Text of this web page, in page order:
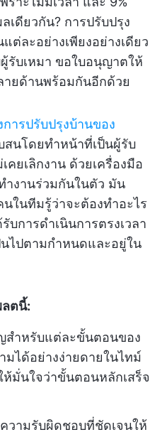
เดียวกัน? การปรับปรุง
ต่ละอย่างเพียงอย่างเดียว
รับเหมา ขอใบอนุญาตให้
ายด้านพร้อมกันอีกด้วย
ารปรับปรุงบ้านของ
นโดยทำหน้าที่เป็นผู้รับ
คยเลิกงาน ด้วยเครื่องมือ
ำงานร่วมกันในตัว มัน
ในทีมรู้ว่าจะต้องทำอะไร
การดำเนินการตรงเวลา
ไปตามกำหนดและอยู่ใน
ตนี้:
สำหรับแต่ละขั้นตอนของ
มได้อย่างง่ายดายในไทม์
ห้มั่นใจว่าขั้นตอนหลักเสร็จ
วามรับผิดชอบที่ชัดเจนให้